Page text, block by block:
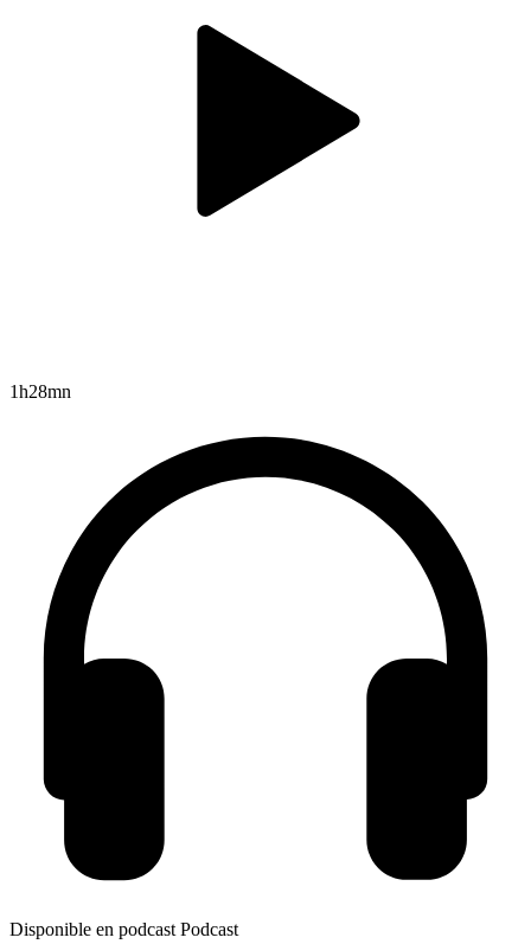
1h28mn
Disponible en podcast Podcast